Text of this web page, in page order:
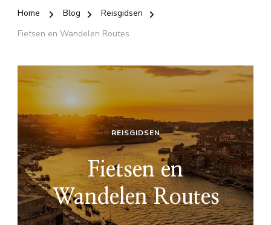
Home Blog
Reisgidsen
Fietsen en Wandelen Routes
REISGIDSEN
Fietsen en
Wandelen Routes